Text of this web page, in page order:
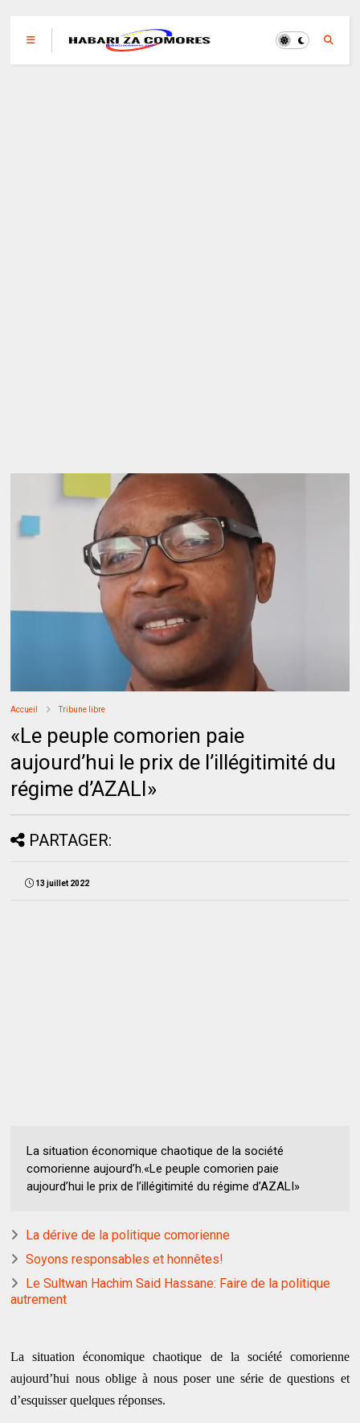
Accueil Tribune libre
«Le peuple comorien paie
aujourd’hui le prix de l’illégitimité du
régime d’AZALI»
PARTAGER:
13 juillet 2022
La situation économique chaotique de la société
comorienne aujourd’h.«Le peuple comorien paie
aujourd’hui le prix de l’illégitimité du régime d’AZALI»
La dérive de la politique comorienne
Soyons responsables et honnêtes!
Le Sultwan Hachim Said Hassane: Faire de la politique
autrement
La situation économique chaotique de la société comorienne
aujourd’hui nous oblige à nous poser une série de questions et
d’esquisser quelques réponses.